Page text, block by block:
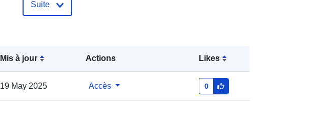
Mis à jour Actions Likes
19 May 2025 Accès 0
catalogue:
February 2026
Mise à jour sur data.europa.eu: 19
April 2026
Suite